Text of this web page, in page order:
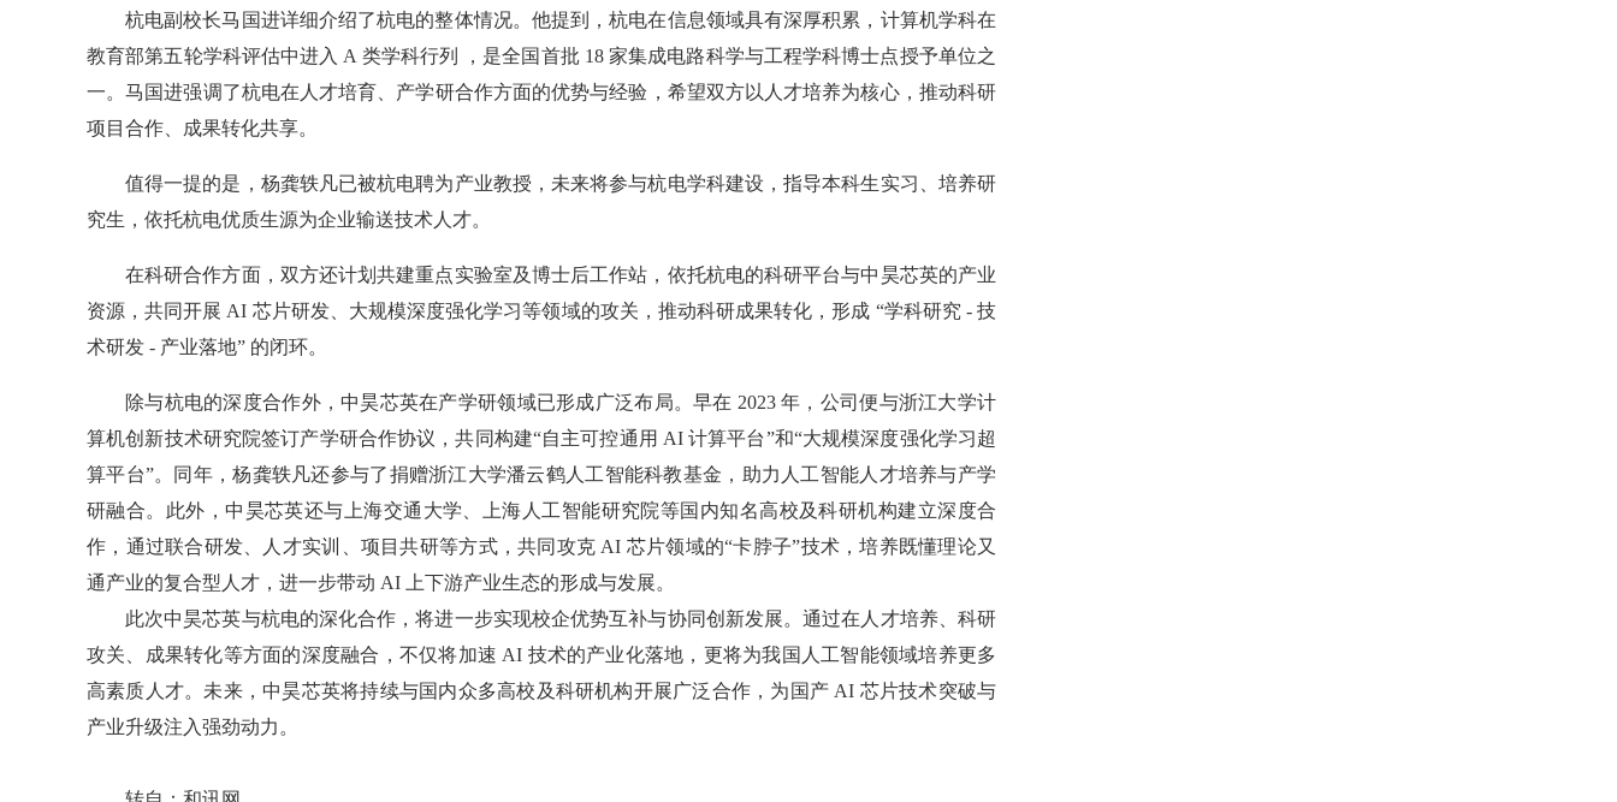
杭电副校长马国进详细介绍了杭电的整体情况。他提到，杭电在信息领域具有深厚积累，计算机学科在
教育部第五轮学科评估中进入 A 类学科行列 ，是全国首批 18 家集成电路科学与工程学科博士点授予单位之
一。马国进强调了杭电在人才培育、产学研合作方面的优势与经验，希望双方以人才培养为核心，推动科研
项目合作、成果转化共享。
值得一提的是，杨龚轶凡已被杭电聘为产业教授，未来将参与杭电学科建设，指导本科生实习、培养研
究生，依托杭电优质生源为企业输送技术人才。
在科研合作方面，双方还计划共建重点实验室及博士后工作站，依托杭电的科研平台与中昊芯英的产业
资源，共同开展 AI 芯片研发、大规模深度强化学习等领域的攻关，推动科研成果转化，形成 “学科研究 - 技
术研发 - 产业落地” 的闭环。
除与杭电的深度合作外，中昊芯英在产学研领域已形成广泛布局。早在 2023 年，公司便与浙江大学计
算机创新技术研究院签订产学研合作协议，共同构建“自主可控通用 AI 计算平台”和“大规模深度强化学习超
算平台”。同年，杨龚轶凡还参与了捐赠浙江大学潘云鹤人工智能科教基金，助力人工智能人才培养与产学
研融合。此外，中昊芯英还与上海交通大学、上海人工智能研究院等国内知名高校及科研机构建立深度合
作，通过联合研发、人才实训、项目共研等方式，共同攻克 AI 芯片领域的“卡脖子”技术，培养既懂理论又
通产业的复合型人才，进一步带动 AI 上下游产业生态的形成与发展。
此次中昊芯英与杭电的深化合作，将进一步实现校企优势互补与协同创新发展。通过在人才培养、科研
攻关、成果转化等方面的深度融合，不仅将加速 AI 技术的产业化落地，更将为我国人工智能领域培养更多
高素质人才。未来，中昊芯英将持续与国内众多高校及科研机构开展广泛合作，为国产 AI 芯片技术突破与
产业升级注入强劲动力。